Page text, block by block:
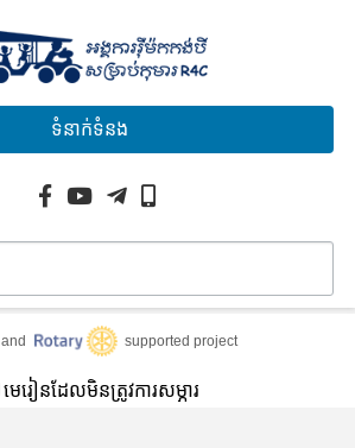
ទំនាក់ទំនង
and supported project
មេរៀនដែលមិនត្រូវការសម្ភារ